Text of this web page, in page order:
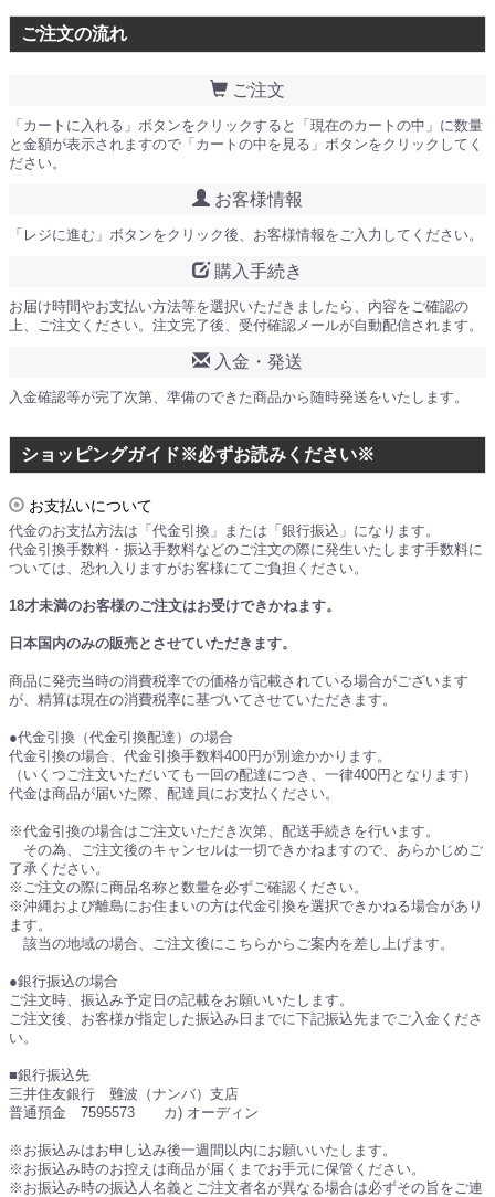
ご注文の流れ
ご注文
「カートに入れる」ボタンをクリックすると「現在のカートの中」に数量
と金額が表示されますので「カートの中を見る」ボタンをクリックしてく
ださい。
お客様情報
「レジに進む」ボタンをクリック後、お客様情報をご入力してください。
購入手続き
お届け時間やお支払い方法等を選択いただきましたら、内容をご確認の
上、ご注文ください。注文完了後、受付確認メールが自動配信されます。
入金・発送
入金確認等が完了次第、準備のできた商品から随時発送をいたします。
ショッピングガイド※必ずお読みください※
お支払いについて
代金のお支払方法は「代金引換」または「銀行振込」になります。
代金引換手数料・振込手数料などのご注文の際に発生いたします手数料に
ついては、恐れ入りますがお客様にてご負担ください。
18才未満のお客様のご注文はお受けできかねます。
日本国内のみの販売とさせていただきます。
商品に発売当時の消費税率での価格が記載されている場合がございます
が、精算は現在の消費税率に基づいてさせていただきます。
●代金引換（代金引換配達）の場合
代金引換の場合、代金引換手数料400円が別途かかります。
（いくつご注文いただいても一回の配達につき、一律400円となります）
代金は商品が届いた際、配達員にお支払ください。
※代金引換の場合はご注文いただき次第、配送手続きを行います。
その為、ご注文後のキャンセルは一切できかねますので、あらかじめご
了承ください。
※ご注文の際に商品名称と数量を必ずご確認ください。
※沖縄および離島にお住まいの方は代金引換を選択できかねる場合があり
ます。
該当の地域の場合、ご注文後にこちらからご案内を差し上げます。
●銀行振込の場合
ご注文時、振込み予定日の記載をお願いいたします。
ご注文後、お客様が指定した振込み日までに下記振込先までご入金くださ
い。
■銀行振込先
三井住友銀行 難波（ナンバ）支店
普通預金 7595573 カ) オーディン
※お振込みはお申し込み後一週間以内にお願いいたします。
※お振込み時のお控えは商品が届くまでお手元に保管ください。
※お振込み時の振込人名義とご注文者名が異なる場合は必ずその旨をご連